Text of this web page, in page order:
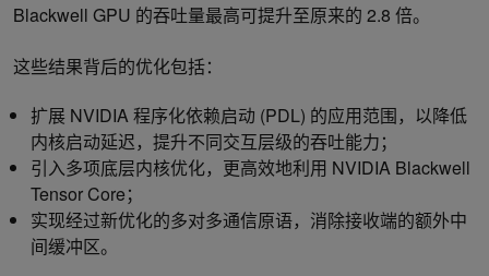
Blackwell GPU 的吞吐量最高可提升至原来的 2.8 倍。
这些结果背后的优化包括：
扩展 NVIDIA 程序化依赖启动 (PDL) 的应用范围，以降低
内核启动延迟，提升不同交互层级的吞吐能力；
引入多项底层内核优化，更高效地利用 NVIDIA Blackwell
Tensor Core；
实现经过新优化的多对多通信原语，消除接收端的额外中
间缓冲区。